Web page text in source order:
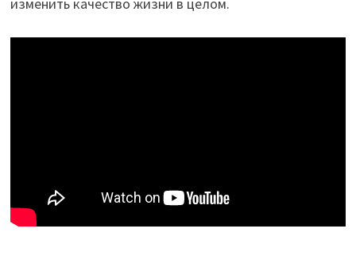
изменить качество жизни в целом.